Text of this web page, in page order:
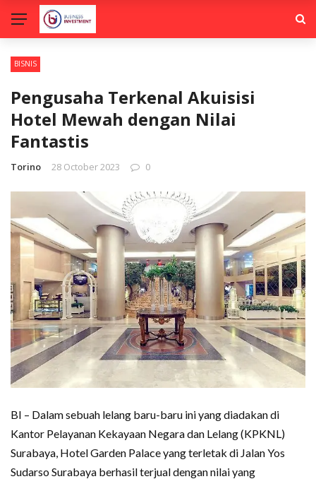
BISNIS
Pengusaha Terkenal Akuisisi
Hotel Mewah dengan Nilai
Fantastis
Torino 28 October 2023 0
BI – Dalam sebuah lelang baru-baru ini yang diadakan di
Kantor Pelayanan Kekayaan Negara dan Lelang (KPKNL)
Surabaya, Hotel Garden Palace yang terletak di Jalan Yos
Sudarso Surabaya berhasil terjual dengan nilai yang